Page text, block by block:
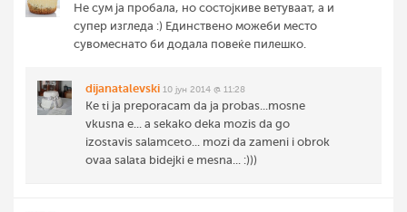
Не сум ја пробала, но состојкиве ветуваат, а и
супер изгледа :) Единствено можеби место
сувомеснато би додала повеќе пилешко.
dijanatalevski 10 јун 2014 @ 11:28
Ke ti ja preporacam da ja probas...mosne
vkusna e... a sekako deka mozis da go
izostavis salamceto... mozi da zameni i obrok
ovaa salata bidejki e mesna... :)))